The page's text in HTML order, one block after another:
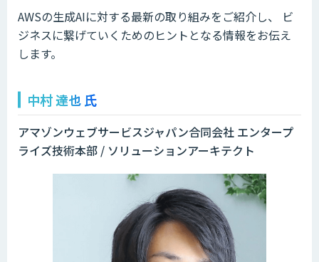
AWSの生成AIに対する最新の取り組みをご紹介し、 ビ
ジネスに繋げていくためのヒントとなる情報をお伝え
します。
中村 達也 氏
アマゾンウェブサービスジャパン合同会社 エンタープ
ライズ技術本部 / ソリューションアーキテクト